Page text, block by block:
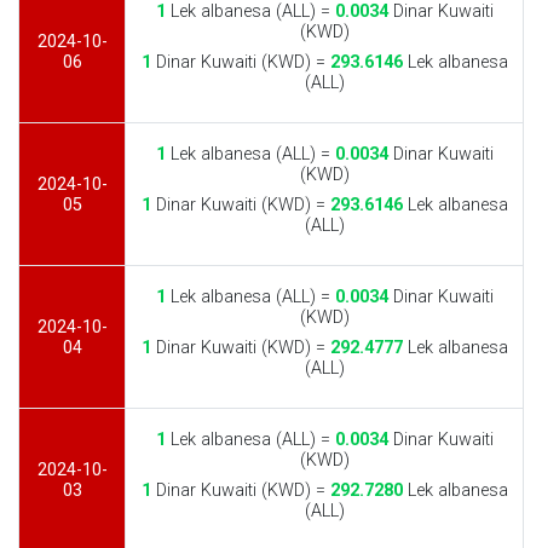
2024-10-
06
1 Lek albanesa (ALL) = 0.0034Dinar Kuwaiti
(KWD)
1 Dinar Kuwaiti (KWD) = 293.6146Lek albanesa
(ALL)
2024-10-
05
1 Lek albanesa (ALL) = 0.0034Dinar Kuwaiti
(KWD)
1 Dinar Kuwaiti (KWD) = 293.6146Lek albanesa
(ALL)
2024-10-
04
1 Lek albanesa (ALL) = 0.0034Dinar Kuwaiti
(KWD)
1 Dinar Kuwaiti (KWD) = 292.4777Lek albanesa
(ALL)
2024-10-
03
1 Lek albanesa (ALL) = 0.0034Dinar Kuwaiti
(KWD)
1 Dinar Kuwaiti (KWD) = 292.7280Lek albanesa
(ALL)